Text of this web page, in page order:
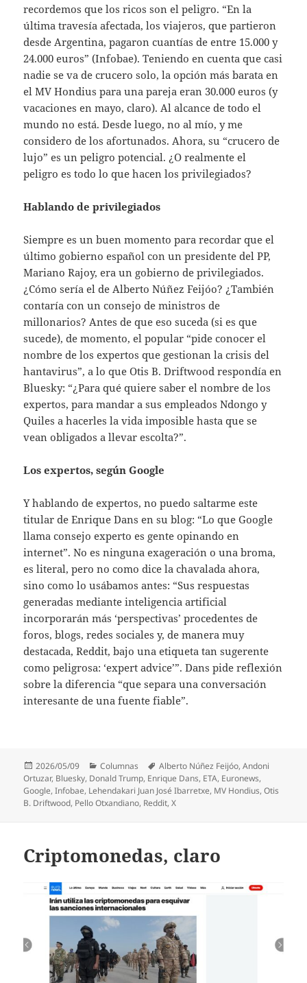
recordemos que los ricos son el peligro. “En la
última travesía afectada, los viajeros, que partieron
desde Argentina, pagaron cuantías de entre 15.000 y
24.000 euros” (Infobae). Teniendo en cuenta que casi
nadie se va de crucero solo, la opción más barata en
el MV Hondius para una pareja eran 30.000 euros (y
vacaciones en mayo, claro). Al alcance de todo el
mundo no está. Desde luego, no al mío, y me
considero de los afortunados. Ahora, su “crucero de
lujo” es un peligro potencial. ¿O realmente el
peligro es todo lo que hacen los privilegiados?
Hablando de privilegiados
Siempre es un buen momento para recordar que el
último gobierno español con un presidente del PP,
Mariano Rajoy, era un gobierno de privilegiados.
¿Cómo sería el de Alberto Núñez Feijóo? ¿También
contaría con un consejo de ministros de
millonarios? Antes de que eso suceda (si es que
sucede), de momento, el popular “pide conocer el
nombre de los expertos que gestionan la crisis del
hantavirus”, a lo que Otis B. Driftwood respondía en
Bluesky: “¿Para qué quiere saber el nombre de los
expertos, para mandar a sus empleados Ndongo y
Quiles a hacerles la vida imposible hasta que se
vean obligados a llevar escolta?”.
Los expertos, según Google
Y hablando de expertos, no puedo saltarme este
titular de Enrique Dans en su blog: “Lo que Google
llama consejo experto es gente opinando en
internet”. No es ninguna exageración o una broma,
es literal, pero no como dice la chavalada ahora,
sino como lo usábamos antes: “Sus respuestas
generadas mediante inteligencia artificial
incorporarán más ‘perspectivas’ procedentes de
foros, blogs, redes sociales y, de manera muy
destacada, Reddit, bajo una etiqueta tan sugerente
como peligrosa: ‘expert advice’”. Dans pide reflexión
sobre la diferencia “que separa una conversación
interesante de una fuente fiable”.
Publicado
el
2026/05/09 Categorías
Columnas Etiquetas
Alberto Núñez Feijóo,Andoni
Ortuzar, Bluesky, Donald Trump, Enrique Dans, ETA, Euronews,
Google,Infobae, Lehendakari Juan José Ibarretxe, MV Hondius,Otis
B. Driftwood, Pello Otxandiano, Reddit,X
Criptomonedas, claro